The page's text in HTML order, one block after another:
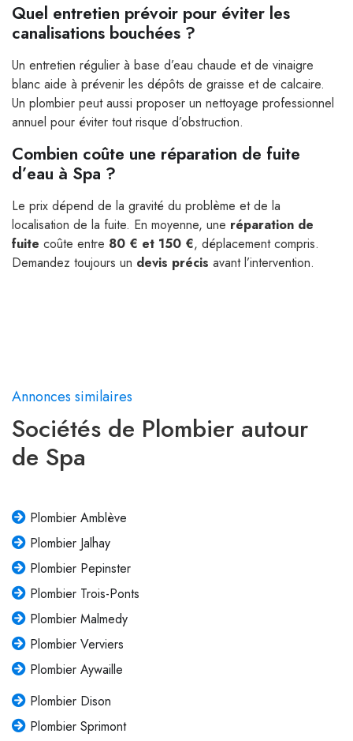
Quel entretien prévoir pour éviter les
canalisations bouchées ?
Un entretien régulier à base d’eau chaude et de vinaigre
blanc aide à prévenir les dépôts de graisse et de calcaire.
Un plombier peut aussi proposer un nettoyage professionnel
annuel pour éviter tout risque d’obstruction.
Combien coûte une réparation de fuite
d’eau à Spa ?
Le prix dépend de la gravité du problème et de la
localisation de la fuite. En moyenne, une réparation de
fuite coûte entre 80 € et 150 €, déplacement compris.
Demandez toujours un devis précis avant l’intervention.
Annonces similaires
Sociétés de Plombier autour
de Spa
Plombier Amblève
Plombier Jalhay
Plombier Pepinster
Plombier Trois-Ponts
Plombier Malmedy
Plombier Verviers
Plombier Aywaille
Plombier Dison
Plombier Sprimont